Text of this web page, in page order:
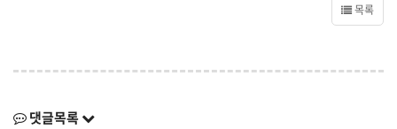
목록
댓글목록